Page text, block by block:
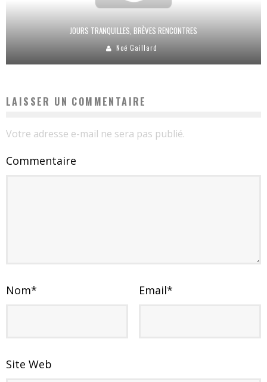
JOURS TRANQUILLES, BRÈVES RENCONTRES
Noé Gaillard
LAISSER UN COMMENTAIRE
Votre adresse e-mail ne sera pas publié.
Commentaire
Nom* Email*
Site Web